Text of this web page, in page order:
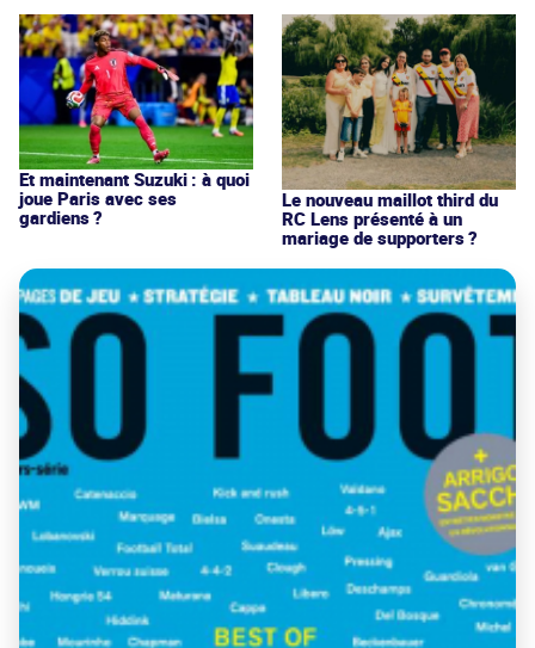
Et maintenant Suzuki : à quoi
joue Paris avec ses
gardiens ?
Le nouveau maillot third du
RC Lens présenté à un
mariage de supporters ?